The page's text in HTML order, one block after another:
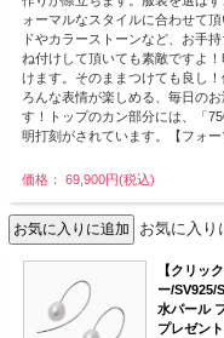
ォーマルなスタイルに合わせて
ドやカラーストーンなど、お手
ね付けして頂いても素敵ですよ
けます。そのままつけても良し
ろんな表情が楽しめる、毎日の
す！トップのカン部分には、「
明打刻がされています。【フォ
価格： 69,900円(税込)
お気に入り
【クリッ
ー/SV925/
水パール
プレゼン